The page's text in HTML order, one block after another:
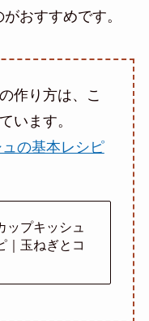
おすすめです。
作り方は、こ
います。
の基本レシピ
ップキッシュ
｜玉ねぎとコ